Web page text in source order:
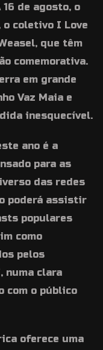
de agosto, o
o coletivo I Love
que têm
comemorativa.
em grande
Vaz Maia e
inesquecível.
ano é a
para as
das redes
poderá assistir
populares
como
pelos
numa clara
com o público
oferece uma